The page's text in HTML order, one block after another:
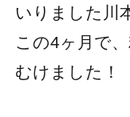
いりました川
この4ヶ月で
むけました！